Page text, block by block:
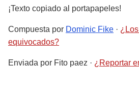
¡Texto copiado al portapapeles!
Compuesta por Dominic Fike ·
equivocados?
Enviada por Fito paez · ¿Reportar